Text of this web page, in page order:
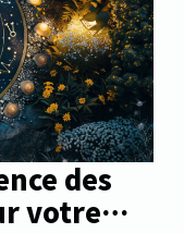
des
votre